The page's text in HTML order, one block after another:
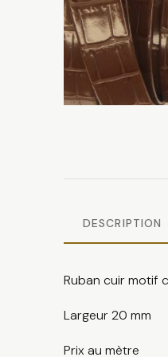
DESCRIPTION
Ruban cuir motif
Largeur 20 mm
Prix au mètre